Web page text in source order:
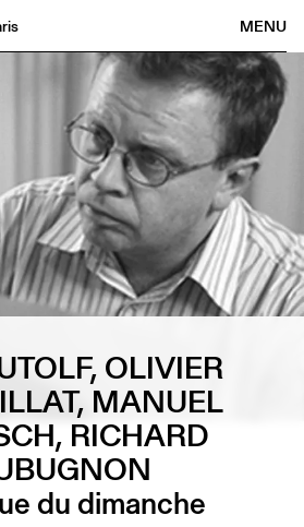
MENU
OLIVIER
MANUEL
RICHARD
du dimanche